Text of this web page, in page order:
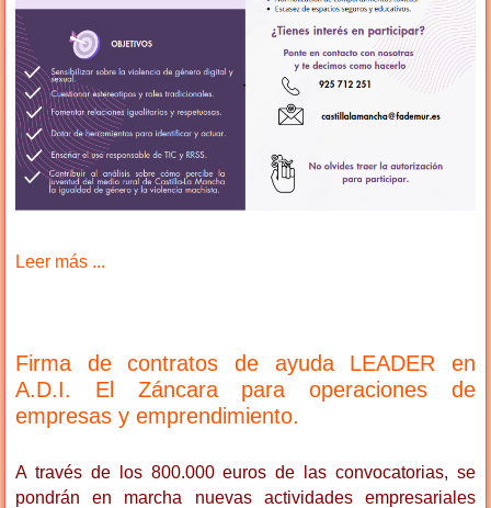
Leer más ...
Firma de contratos de ayuda LEADER en
A.D.I. El Záncara para operaciones de
empresas y emprendimiento.
A través de los 800.000 euros de las convocatorias, se
pondrán en marcha nuevas actividades empresariales